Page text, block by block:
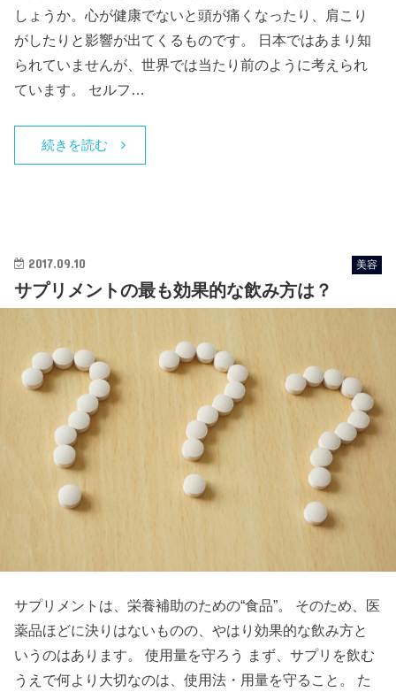
しょうか。心が健康でないと頭が痛くなったり、肩こり
がしたりと影響が出てくるものです。 日本ではあまり知
られていませんが、世界では当たり前のように考えられ
ています。 セルフ…
続きを読む
2017.09.10 美容
サプリメントの最も効果的な飲み方は？
サプリメントは、栄養補助のための“食品”。 そのため、医
薬品ほどに決りはないものの、やはり効果的な飲み方と
いうのはあります。 使用量を守ろう まず、サプリを飲む
うえで何より大切なのは、使用法・用量を守ること。 た